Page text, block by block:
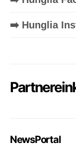
➡️ Hunglia
NewsPortal